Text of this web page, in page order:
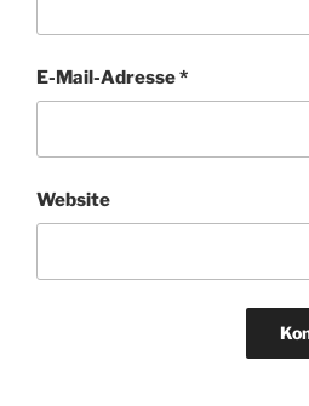
E-Mail-Adresse*
Website